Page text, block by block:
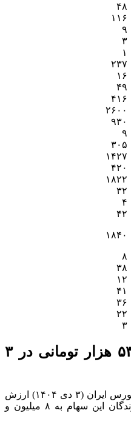
۴۸
۱۱۶
۹
۳
۱
۲۳۷
۱۶
۴۹
۴۱۶
۲۶۰۰
۹۳۰
۹
۳۰۵
۱۴۲۷
۴۲۰
۱۸۲۲
۳۲
۴
۴۲
۱۸۴۰
۸
۳۸
۱۲
۴۱
۳۶
۲۲
۳
ارزش سهام عدالت ۵۳۲ هزار تومانی در ۳
پس از پایان معاملات امروز بازار بورس ایران (۳ دی ۱۴۰۴) ارزش
سهام عدالت ۵۳۲ هزارتومانی دارندگان این سهام به ۸ میلیون و